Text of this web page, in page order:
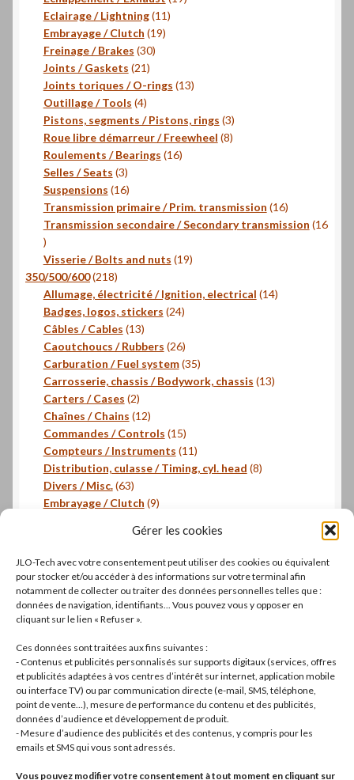
Gérer les cookies
JLO-Tech avec votre consentement peut utiliser des cookies ou équivalent
pour stocker et/ou accéder à des informations sur votre terminal afin
notamment de collecter ou traiter des données personnelles telles que :
données de navigation, identifiants... Vous pouvez vous y opposer en
cliquant sur le lien « Refuser ».
Ces données sont traitées aux fins suivantes :
- Contenus et publicités personnalisés sur supports digitaux (services, offres
et publicités adaptées à vos centres d’intérêt sur internet, application mobile
ou interface TV) ou par communication directe (e-mail, SMS, téléphone,
point de vente…), mesure de performance du contenu et des publicités,
données d’audience et développement de produit.
- Mesure d’audience des publicités et des contenus, y compris pour les
emails et SMS qui vous sont adressés.
Vous pouvez modifier votre consentement à tout moment en cliquant sur
Eclairage / Lightning 1111
Embrayage / Clutch 1919
Freinage / Brakes 3030
Joints / Gaskets 2121
produits
Joints toriques / O-rings 1313
Outillage / Tools 44
produits
Pistons, segments / Pistons, rings 33
produits
Roue libre démarreur / Freewheel 88
Roulements / Bearings 1616
Selles / Seats 33
produits
Suspensions 1616
produits
Transmission primaire / Prim. transmission 1616
produits
Transmission secondaire / Secondary transmission 16
16
produits
Visserie / Bolts and nuts 1919
350/500/600 218218
produits
Allumage, électricité / Ignition, electrical 1414
Badges, logos, stickers 2424
Câbles / Cables 1313
produits
Caoutchoucs / Rubbers 2626
produits
Carburation / Fuel system 3535
produits
Carrosserie, chassis / Bodywork, chassis 1313
Carters / Cases 22
produits
Chaînes / Chains 1212
produits
Commandes / Controls 1515
produits
Compteurs / Instruments 1111
produits
Distribution, culasse / Timing, cyl. head 88
Divers / Misc. 6363
produits
Embrayage / Clutch 99
produits
1818
produits
Pistons, segments / Pistons, rings 3
produits
- Roulements / Bearings 22
produits
Transmission primaire / Primary transmission 11
Transmission secondaire / Secondary transmission
produits
Visserie / Bolts and nuts 88
produits
Litterature / Books 1111
produits
Autres modèles, Divers / Others models, Misc. 3737
produits
Dell'Orto 4242
produits
Brembo 19
produits
Motos complètes 2222